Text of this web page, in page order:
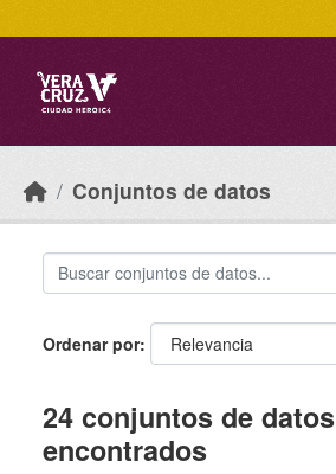
Conjuntos de datos
Ordenar por
24 conjuntos de datos
encontrados